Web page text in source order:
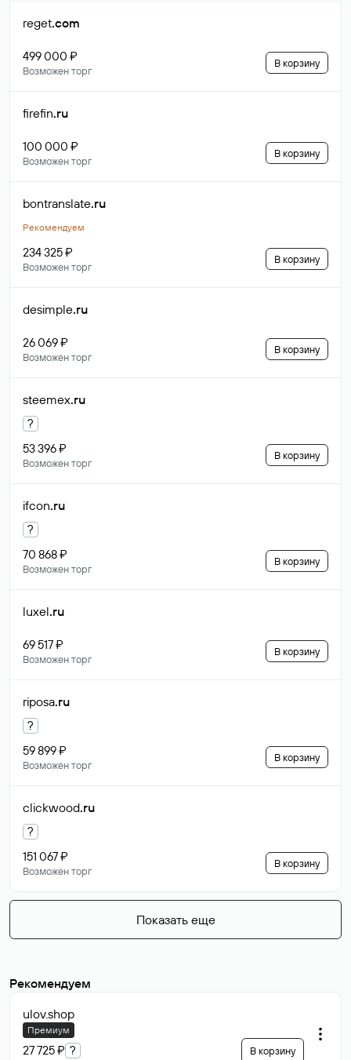
reget.com
499 000 ₽
Возможен торг
В корзину
firefin.ru
100 000 ₽
Возможен торг
В корзину
bontranslate.ru
Рекомендуем
234 325 ₽
Возможен торг
В корзину
desimple.ru
26 069 ₽
Возможен торг
В корзину
steemex.ru
?
53 396 ₽
Возможен торг
В корзину
ifcon.ru
?
70 868 ₽
Возможен торг
В корзину
luxel.ru
69 517 ₽
Возможен торг
В корзину
riposa.ru
?
59 899 ₽
Возможен торг
В корзину
clickwood.ru
?
151 067 ₽
Возможен торг
В корзину
Показать еще
Рекомендуем
ulov.shop
Премиум
27 725 ₽ ? В корзину